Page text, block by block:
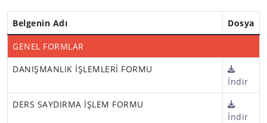
Belgenin Adı Dosya
GENEL FORMLAR
DANIŞMANLIK İŞLEMLERİ FORMU
İndir
DERS SAYDIRMA İŞLEM FORMU
İndir